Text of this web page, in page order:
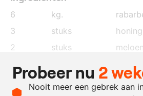
6 kg.
3
stuks
2
stuks
800
ml.
melk
Probeer nu 2
Nooit meer een gebrek aan